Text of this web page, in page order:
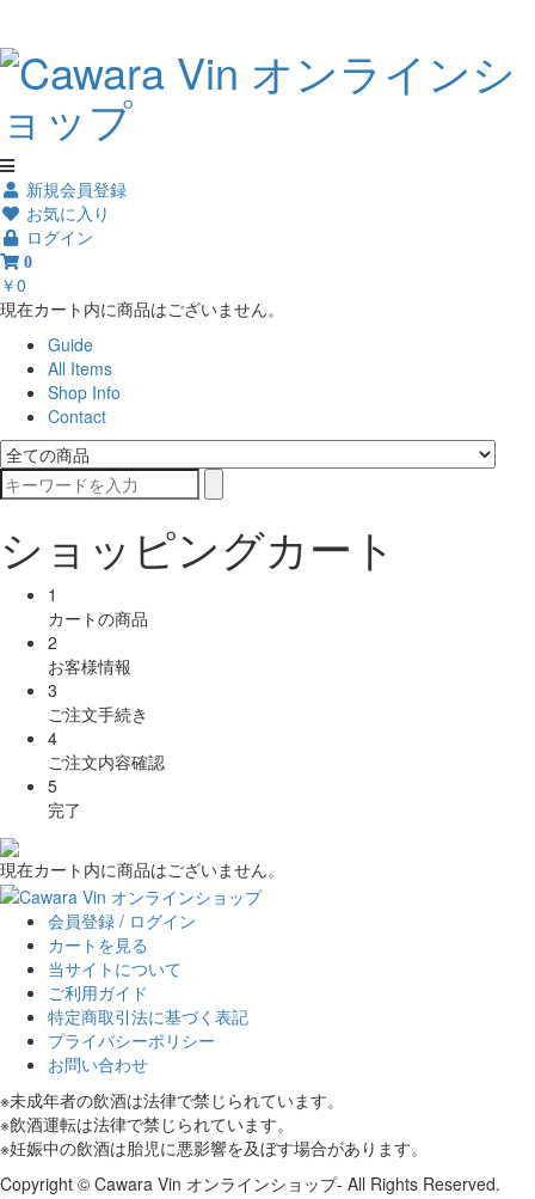
新規会員登録
お気に入り
ログイン
0
￥0
現在カート内に商品はございません。
Guide
All Items
Shop Info
Contact
ショッピングカート
1
カートの商品
2
お客様情報
3
ご注文手続き
4
ご注文内容確認
5
完了
現在カート内に商品はございません。
会員登録 / ログイン
カートを見る
当サイトについて
ご利用ガイド
特定商取引法に基づく表記
プライバシーポリシー
お問い合わせ
※未成年者の飲酒は法律で禁じられています。
※飲酒運転は法律で禁じられています。
※妊娠中の飲酒は胎児に悪影響を及ぼす場合があります。
Copyright © Cawara Vin オンラインショップ- All Rights Reserved.